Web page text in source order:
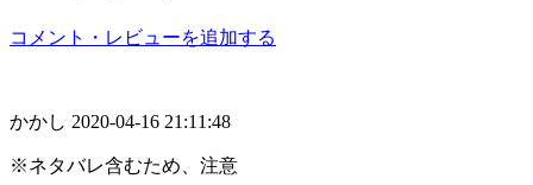
コメント・レビューを追加する
かかし 2020-04-16 21:11:48
※ネタバレ含むため、注意